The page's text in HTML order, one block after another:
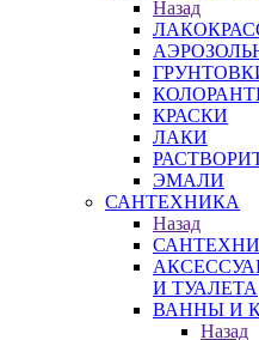
Назад
КРАСКИ
ЛАКИ
ЭМАЛИ
САНТЕХНИКА
Назад
И ТУАЛЕТА
ВАННЫ И
Назад